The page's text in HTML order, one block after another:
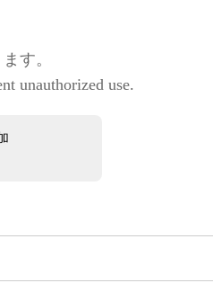
す。
unauthorized use.